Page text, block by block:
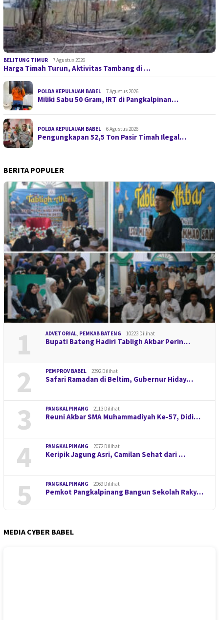
BELITUNG TIMUR 7 Agustus 2026
Harga Timah Turun, Aktivitas Tambang di …
POLDA KEPULAUAN BABEL 7 Agustus 2026
Miliki Sabu 50 Gram, IRT di Pangkalpinan…
POLDA KEPULAUAN BABEL 6 Agustus 2026
Pengungkapan 52,5 Ton Pasir Timah Ilegal…
BERITA POPULER
1 ADVETORIAL, PEMKAB BATENG 10223 Dilihat
Bupati Bateng Hadiri Tabligh Akbar Perin…
2 PEMPROV BABEL 2392 Dilihat
Safari Ramadan di Beltim, Gubernur Hiday…
3 PANGKALPINANG 2113 Dilihat
Reuni Akbar SMA Muhammadiyah Ke-57, Didi…
4 PANGKALPINANG 2072 Dilihat
Keripik Jagung Asri, Camilan Sehat dari …
5 PANGKALPINANG 2069 Dilihat
Pemkot Pangkalpinang Bangun Sekolah Raky…
MEDIA CYBER BABEL